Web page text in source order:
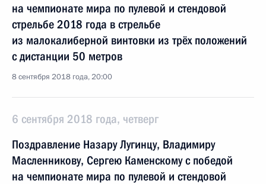
на чемпионате мира по пулевой и стендовой
стрельбе 2018 года в стрельбе
из малокалиберной винтовки из трёх положений
с дистанции 50 метров
8 сентября 2018 года, 20:00
6 сентября 2018 года, четверг
Поздравление Назару Лугинцу, Владимиру
Масленникову, Сергею Каменскому с победой
на чемпионате мира по пулевой и стендовой